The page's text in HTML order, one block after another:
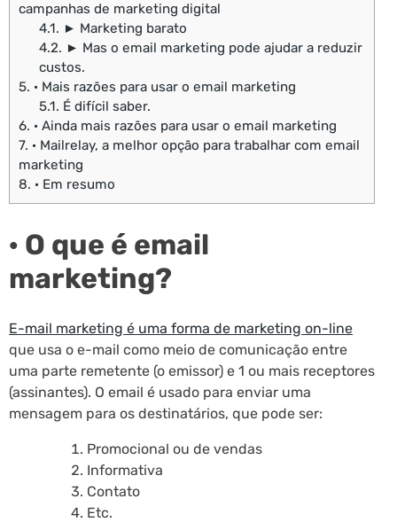
campanhas de marketing digital
4.1. ► Marketing barato
4.2. ► Mas o email marketing pode ajudar a reduzir
custos.
5. · Mais razões para usar o email marketing
5.1. É difícil saber.
6. · Ainda mais razões para usar o email marketing
7. · Mailrelay, a melhor opção para trabalhar com email
marketing
8. · Em resumo
· O que é email
marketing?
E-mail marketing é uma forma de marketing on-line
que usa o e-mail como meio de comunicação entre
uma parte remetente (o emissor) e 1 ou mais receptores
(assinantes). O email é usado para enviar uma
mensagem para os destinatários, que pode ser:
Promocional ou de vendas
Informativa
Contato
Etc.